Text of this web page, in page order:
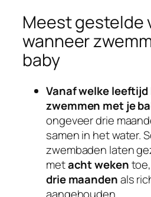
Meest gestelde
wanneer
baby
Vanaf welke leeftijd
zwemmen met je
ongeveer drie
samen in het water.
zwembaden laten
metacht weken
drie maandenals
aangehouden.